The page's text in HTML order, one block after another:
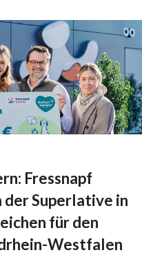
Fressnapf
Superlative in
für den
Westfalen